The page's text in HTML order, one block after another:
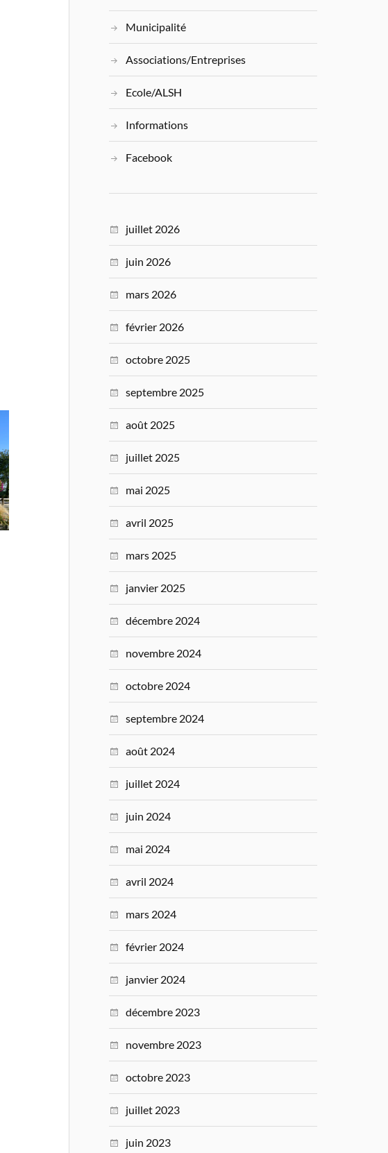
Municipalité
Associations/Entreprises
Ecole/ALSH
Informations
Facebook
juillet 2026
juin 2026
mars 2026
février 2026
octobre 2025
septembre 2025
août 2025
juillet 2025
mai 2025
avril 2025
mars 2025
janvier 2025
décembre 2024
novembre 2024
octobre 2024
septembre 2024
août 2024
juillet 2024
juin 2024
mai 2024
avril 2024
mars 2024
février 2024
janvier 2024
décembre 2023
novembre 2023
octobre 2023
juillet 2023
juin 2023